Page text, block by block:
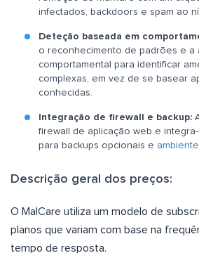
infectados, backdoors e spam ao
Deteção baseada em
o reconhecimento de padrões e a
comportamental para identificar
complexas, em vez de se basear
conhecidas.
Integração de firewall e backup:
firewall de aplicação web e
para backups opcionais e
Descrição geral dos preços:
O MalCare utiliza um modelo de
planos que variam com base na
tempo de resposta.